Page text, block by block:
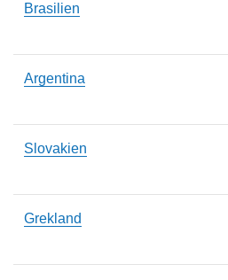
Brasilien
Argentina
Slovakien
Grekland